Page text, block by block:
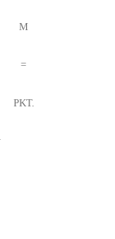
M
=
PKT.